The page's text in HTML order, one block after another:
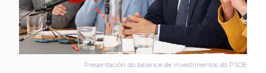
Presentación do balance de investimentos do PSOE